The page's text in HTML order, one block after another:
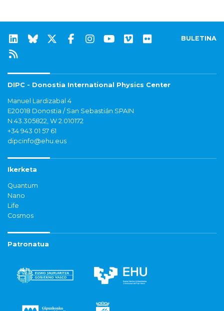
BULETINA
DIPC - Donostia International Physics Center
Manuel Lardizabal 4
E20018 Donostia / San Sebastián SPAIN
N 43.305822, W 2.010172
+34 943 01 57 61
dipcinfo@ehu.eus
Ikerketa
Quantum
Nano
Life
Cosmos
Patronatua